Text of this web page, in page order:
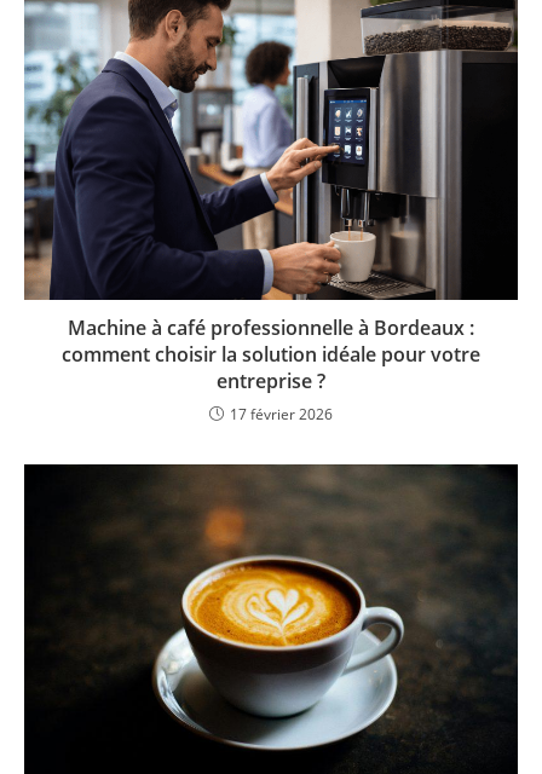
Machine à café professionnelle à Bordeaux :
comment choisir la solution idéale pour votre
entreprise ?
17 février 2026